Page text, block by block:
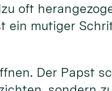
oft
ein mutiger
Der Papst